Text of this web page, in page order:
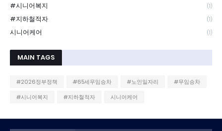
#시니어복지 (1)
#지하철적자 (1)
시니어케어 (1)
MAIN TAGS
#2026정부정책 #65세무임승차 #노인일자리
#무임승차
#시니어복지
#지하철적자 시니어케어